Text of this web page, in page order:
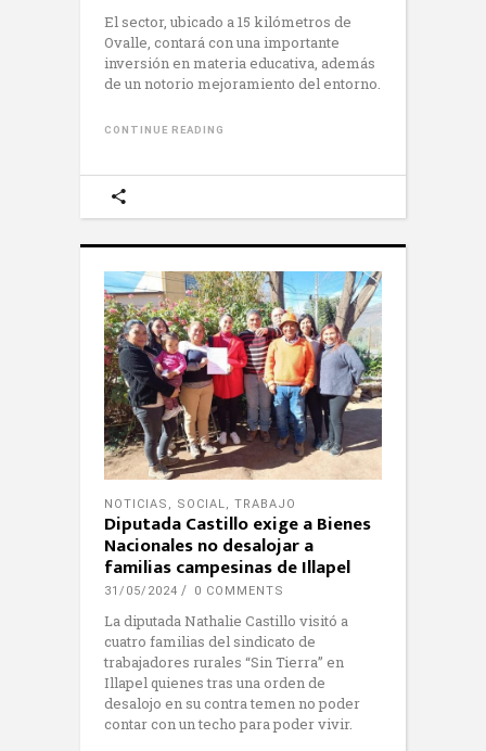
El sector, ubicado a 15 kilómetros de
Ovalle, contará con una importante
inversión en materia educativa, además
de un notorio mejoramiento del entorno.
CONTINUE READING
NOTICIAS , SOCIAL, TRABAJO
Diputada Castillo exige a Bienes
Nacionales no desalojar a
familias campesinas de Illapel
31/05/2024 0 COMMENTS
La diputada Nathalie Castillo visitó a
cuatro familias del sindicato de
trabajadores rurales “Sin Tierra” en
Illapel quienes tras una orden de
desalojo en su contra temen no poder
contar con un techo para poder vivir.